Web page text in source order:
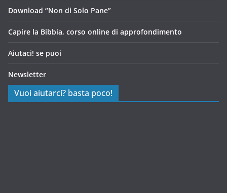
Download “Non di Solo Pane”
Capire la Bibbia, corso online di approfondimento
Aiutaci! se puoi
Newsletter
Vuoi aiutarci? basta poco!